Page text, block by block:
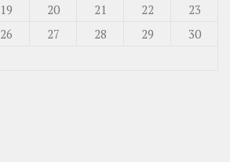
19 20 21 22
23
26 27 28 29
30